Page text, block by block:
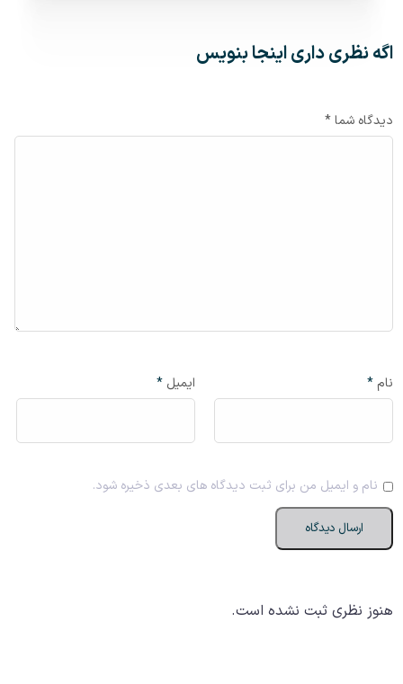
اگه نظری داری اینجا بنویس
دیدگاه شما *
نام* ایمیل*
نام و ایمیل من برای ثبت دیدگاه های بعدی ذخیره شود.
هنوز نظری ثبت نشده است.